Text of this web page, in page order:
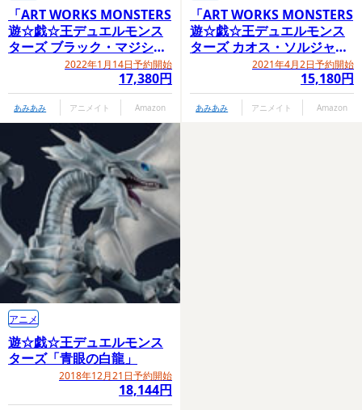
「ART WORKS MONSTERS
遊☆戯☆王デュエルモンス
ターズ ブラック・マジシャ
2022年1月14日予約開始
17,380円
あみあみ アニメイト Amazon
「ART WORKS MONSTERS
遊☆戯☆王デュエルモンス
ターズ カオス・ソルジャー
～超戦士降臨～」2021年4月2日予約開始
15,180円
あみあみ アニメイト Amazon
遊☆戯☆王デュエルモンス
ターズ「青眼の白龍」
2018年12月21日予約開始
18,144円
アニメ